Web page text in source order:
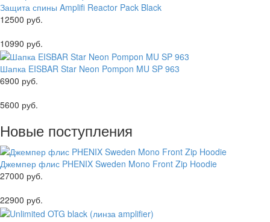
Защита спины Amplifi Reactor Pack Black
12500 руб.
10990 руб.
Шапка EISBAR Star Neon Pompon MU SP 963
6900 руб.
5600 руб.
Новые поступления
Джемпер флис PHENIX Sweden Mono Front Zip Hoodie
27000 руб.
22900 руб.